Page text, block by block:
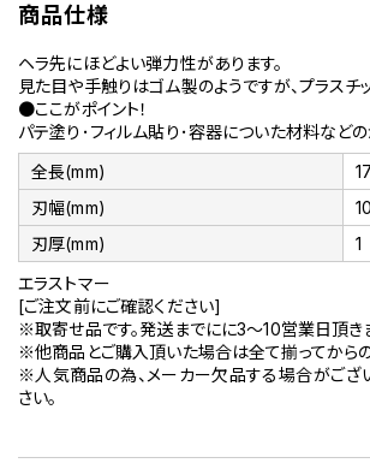
商品仕様
ヘラ先にほどよい弾力性があります。
見た目や手触りはゴム製のようですが、プラスチ
●ここがポイント！
パテ塗り･フィルム貼り･容器についた材料などの
全長(mm)
刃幅(mm)
刃厚(mm)
1
エラストマー
[ご注文前にご確認ください]
※取寄せ品です。発送までにに3～10営業日頂き
※他商品とご購入頂いた場合は全て揃ってからの
※人気商品の為、メーカー欠品する場合がござ
さい。